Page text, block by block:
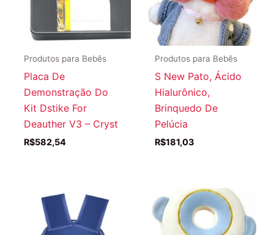
Produtos para Bebês
Placa De
Demonstração Do
Kit Dstike For
Deauther V3 – Cryst
R$582,54
Produtos para Bebês
S New Pato, Ácido
Hialurônico,
Brinquedo De
Pelúcia
R$181,03